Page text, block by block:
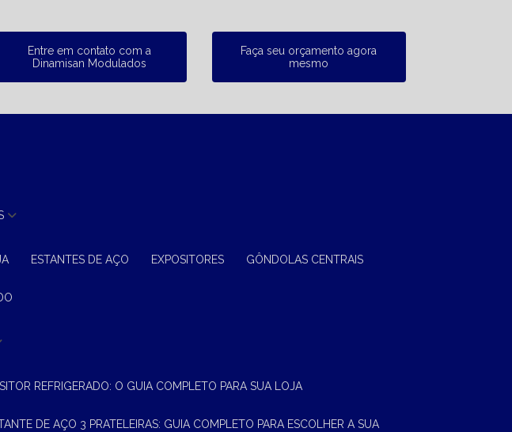
Entre em contato com a
Dinamisan Modulados
Faça seu orçamento agora
mesmo
ESTANTES DE AÇO EXPOSITORES GÔNDOLAS CENTRAIS
REFRIGERADO: O GUIA COMPLETO PARA SUA LOJA
DE AÇO 3 PRATELEIRAS: GUIA COMPLETO PARA ESCOLHER A SUA